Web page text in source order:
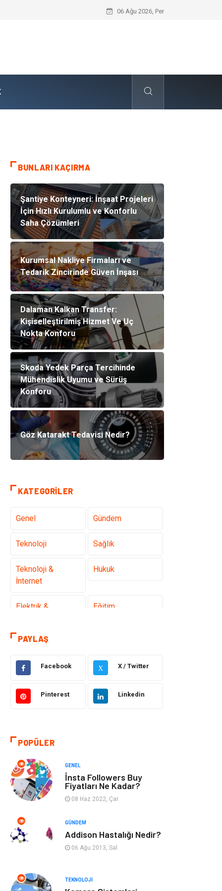
Skoda Yedek Parça Tercihinde
06 Ağu 2026, Per
BUNLARI KAÇIRMA
Şantiye Konteyneri: İnşaat Projeleri
İçin Hızlı Kurulumlu ve Konforlu
Saha Çözümleri
Kurumsal Nakliye Firmaları ve
Tedarik Zincirinde Güven İnşası
Dalaman Kalkan Transfer:
Kişiselleştirilmiş Hizmet Ve Uç
Nokta Konforu
Skoda Yedek Parça Tercihinde
Mühendislik Uyumu ve Sürüş
Konforu
Göz Katarakt Tedavisi Nedir?
KATEGORILER
Genel Gündem
Teknoloji Sağlık
Teknoloji &
İnternet
Hukuk
Elektrik &
Eğitim
Gıda
Otomotiv Tanıtıcı Reklam
Cilt ve Deri
Hastalıkları
Emlak
Ağız ve Diş
Organizasyon Hastalıklar
PAYLAŞ
Facebook X X / Twitter
Pinterest Linkedin
POPÜLER
GENEL
İnsta Followers Buy
Fiyatları Ne Kadar?
08 Haz 2022, Çar
GÜNDEM
Addison Hastalığı Nedir?
06 Ağu 2013, Sal
TEKNOLOJI